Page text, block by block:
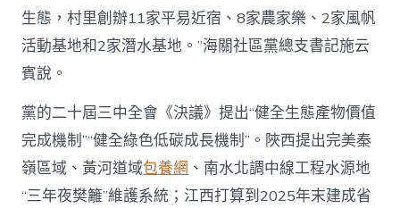
生態，村里創辦11家平易近宿、8家農家樂、2家風帆
活動基地和2家潛水基地。”海關社區黨總支書記施云
賓說。
黨的二十屆三中全會《決議》提出“健全生態產物價值
完成機制”“健全綠色低碳成長機制”。陜西提出完美秦
嶺區域、黃河道域包養網 、南水北調中線工程水源地
“三年夜樊籬”維護系統；江西打算到2025年末建成省